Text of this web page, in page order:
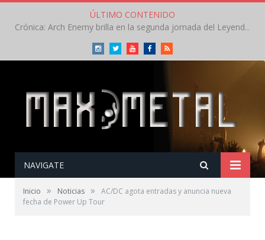
ÚLTIMO CONTENIDO
Crónica: Slaugther to Prevail pone la garra, Savatage la clase en la apertura del Leyendas del Rock – Miércoles – Agosto 2026
InstagramTwitterYoutubeFacebookRSS
NAVIGATE
Inicio » Noticias »
AC/DC agota entradas y anuncia nueva
fecha de Power Up Tour